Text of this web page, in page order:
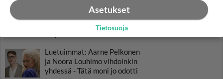
Muistatko? Kädestä suuhun
elävä Satu sai jättimäisen
rahasalkun Henry-
Luetuimmat: Aarne Pelkonen
ja Noora Louhimo vihdoinkin
yhdessä - Tätä moni jo odotti
Asetukset
Tietosuoja